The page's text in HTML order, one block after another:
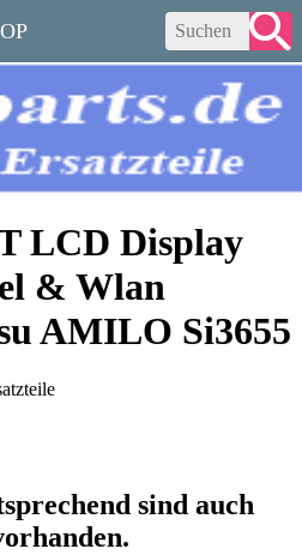
LCD Display
& Wlan
AMILO Si3655
sind auch